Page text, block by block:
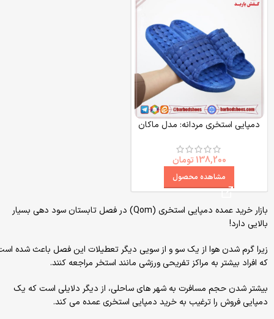
دمپایی استخری مردانه: مدل ماکان
138,200 تومان
مشاهده محصول
بازار خرید عمده دمپایی استخری (Qom) در فصل تابستان سود دهی بسیار
بالایی دارد!
زیرا گرم شدن هوا از یک سو و از سویی دیگر تعطیلات این فصل باعث شده
که افراد بیشتر به مراکز تفریحی ورزشی مانند استخر مراجعه کنند.
بیشتر شدن حجم مسافرت به شهر های ساحلی، از دیگر دلایلی است که یک
دمپایی فروش را ترغیب به خرید دمپایی استخری عمده می کند.